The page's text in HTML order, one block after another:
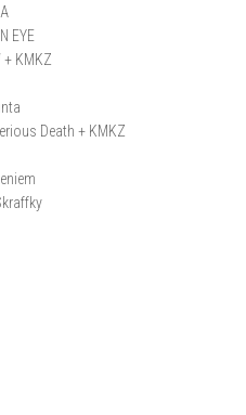
EYE
+ KMKZ
Death + KMKZ